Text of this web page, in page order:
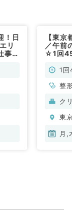
！日
リ
事◎
【東
／午前
☆1回
形外科
1
整
ク
東
月,